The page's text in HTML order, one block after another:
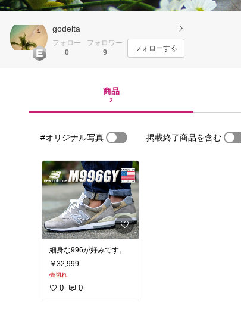
godelta
フォロー
0
フォロワー
9
フォローする
商品
2
#オリジナル写真 掲載終了商品を含む
細身な996が好みです。
￥32,999
売切れ
0 0